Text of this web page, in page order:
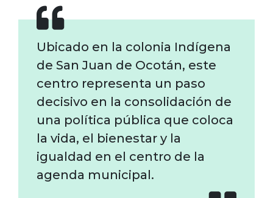
Ubicado en la colonia Indígena
de San Juan de Ocotán, este
centro representa un paso
decisivo en la consolidación de
una política pública que coloca
la vida, el bienestar y la
igualdad en el centro de la
agenda municipal.